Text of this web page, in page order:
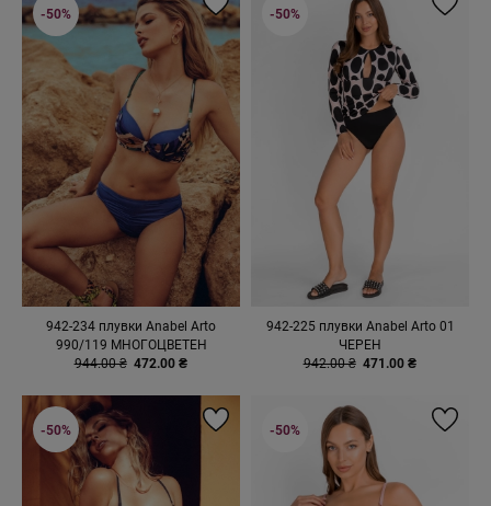
942-234 плувки Anabel Arto
990/119 МНОГОЦВЕТЕН
944.00 ₴ 472.00 ₴
-50%
942-225 плувки Anabel Arto 01
ЧЕРЕН
942.00 ₴ 471.00 ₴
-50%
-50% -50%